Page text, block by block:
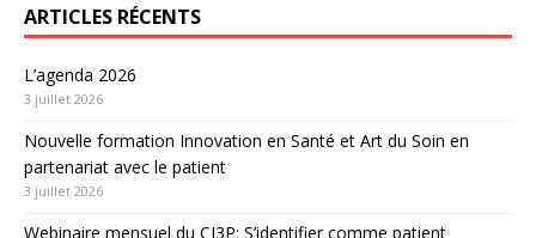
ARTICLES RÉCENTS
L’agenda 2026
3 juillet 2026
Nouvelle formation Innovation en Santé et Art du Soin en
partenariat avec le patient
3 juillet 2026
Webinaire mensuel du CI3P: S’identifier comme patient